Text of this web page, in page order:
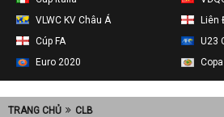
VLWC KV Châu Á
Liên
Cúp FA
U23
Euro 2020
TRANG CHỦ CLB